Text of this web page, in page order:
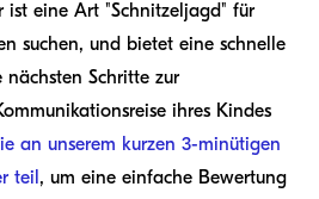
ist eine Art "Schnitzeljagd" für
suchen, und bietet eine schnelle
nächsten Schritte zur
ihres Kindes
an unserem kurzen 3-minütigen
teil , um eine einfache Bewertung